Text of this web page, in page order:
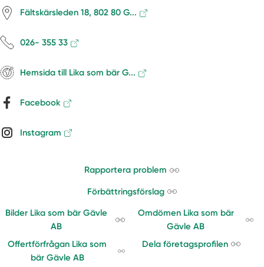
Fältskärsleden 18, 802 80 G...
026- 355 33
Hemsida till Lika som bär G...
Facebook
Instagram
Rapportera problem
Förbättringsförslag
Bilder Lika som bär Gävle
AB
Omdömen Lika som bär
Gävle AB
Offertförfrågan Lika som
bär Gävle AB
Dela företagsprofilen